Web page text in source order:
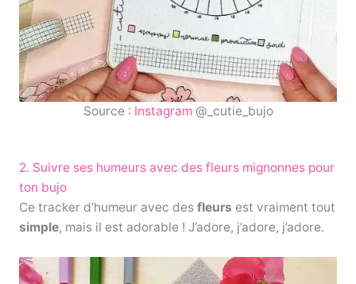
Source : Instagram@_cutie_bujo
2. Suivre ses humeurs avec des fleurs mignonnes pour
ton bujo
Ce tracker d’humeur avec des fleurs est vraiment tout
simple, mais il est adorable ! J’adore, j’adore, j’adore.